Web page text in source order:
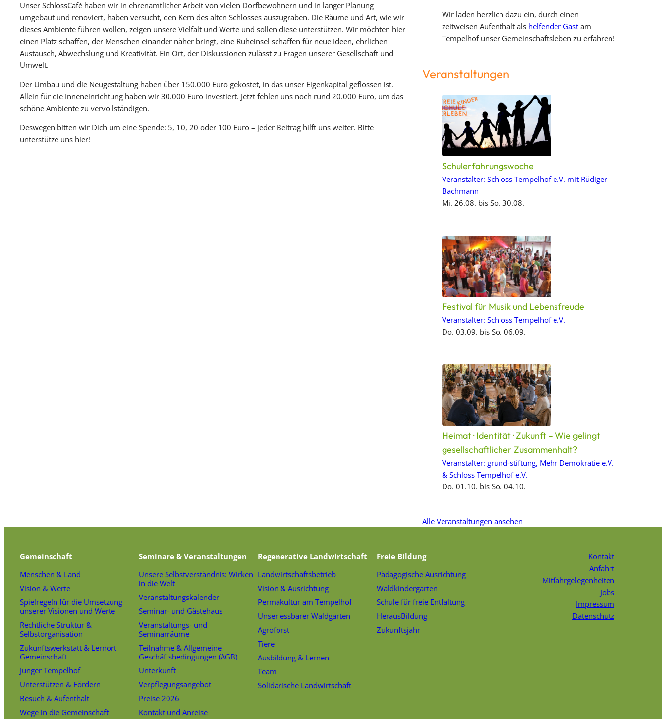
Unser SchlossCafé haben wir in ehrenamtlicher Arbeit von vielen Dorfbewohnern und in langer Planung
umgebaut und renoviert, haben versucht, den Kern des alten Schlosses auszugraben. Die Räume und Art, wie wir
dieses Ambiente führen wollen, zeigen unsere Vielfalt und Werte und sollen diese unterstützen. Wir möchten hier
einen Platz schaffen, der Menschen einander näher bringt, eine Ruheinsel schaffen für neue Ideen, ehrlichen
Austausch, Abwechslung und Kreativität. Ein Ort, der Diskussionen zulässt zu Fragen unserer Gesellschaft und
Umwelt.
Der Umbau und die Neugestaltung haben über 150.000 Euro gekostet, in das unser Eigenkapital geflossen ist.
Allein für die Inneneinrichtung haben wir 30.000 Euro investiert. Jetzt fehlen uns noch rund 20.000 Euro, um das
schöne Ambiente zu vervollständigen.
Deswegen bitten wir Dich um eine Spende: 5, 10, 20 oder 100 Euro – jeder Beitrag hilft uns weiter. Bitte
unterstütze uns hier!
Wir laden herzlich dazu ein, durch einen
zeitweisen Aufenthalt als helfender Gast am
Tempelhof unser Gemeinschaftsleben zu erfahren!
Veranstaltungen
Schulerfahrungswoche
Veranstalter: Schloss Tempelhof e.V. mit Rüdiger
Bachmann
Mi. 26.08. bis So. 30.08.
Festival für Musik und Lebensfreude
Veranstalter: Schloss Tempelhof e.V.
Do. 03.09. bis So. 06.09.
Heimat · Identität · Zukunft – Wie gelingt
gesellschaftlicher Zusammenhalt?
Veranstalter: grund-stiftung, Mehr Demokratie e.V.
& Schloss Tempelhof e.V.
Do. 01.10. bis So. 04.10.
Alle Veranstaltungen ansehen
Gemeinschaft
Menschen & Land
Vision & Werte
Spielregeln für die Umsetzung
unserer Visionen und Werte
Rechtliche Struktur &
Selbstorganisation
Zukunftswerkstatt & Lernort
Gemeinschaft
Junger Tempelhof
Unterstützen & Fördern
Besuch & Aufenthalt
Wege in die Gemeinschaft
Seminare & Veranstaltungen
Unsere Selbstverständnis: Wirken
in die Welt
Veranstaltungskalender
Seminar- und Gästehaus
Veranstaltungs- und
Seminarräume
Teilnahme & Allgemeine
Geschäftsbedingungen (AGB)
Unterkunft
Verpflegungsangebot
Preise 2026
Kontakt und Anreise
Regenerative Landwirtschaft
Landwirtschaftsbetrieb
Vision & Ausrichtung
Permakultur am Tempelhof
Unser essbarer Waldgarten
Agroforst
Tiere
Ausbildung & Lernen
Team
Solidarische Landwirtschaft
Freie Bildung
Pädagogische Ausrichtung
Waldkindergarten
Schule für freie Entfaltung
HerausBildung
Zukunftsjahr
Kontakt
Anfahrt
Mitfahrgelegenheiten
Jobs
Impressum
Datenschutz